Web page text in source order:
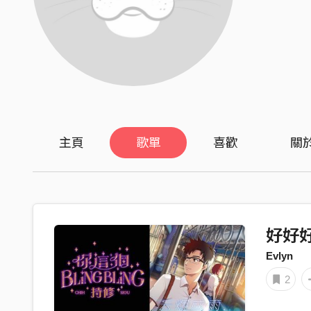
主頁 歌單 喜歡 關
好好
Evlyn
2